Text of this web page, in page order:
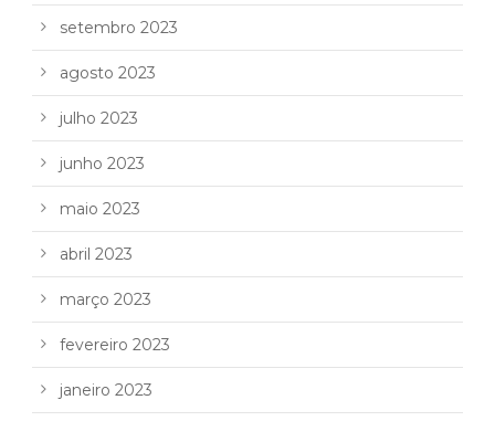
setembro 2023
agosto 2023
julho 2023
junho 2023
maio 2023
abril 2023
março 2023
fevereiro 2023
janeiro 2023